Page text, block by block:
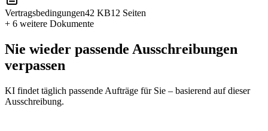
Vertragsbedingungen42 KB12 Seiten
+ 6 weitere Dokumente
Nie wieder passende Ausschreibungen
verpassen
KI findet täglich passende Aufträge für Sie – basierend auf dieser
Ausschreibung.